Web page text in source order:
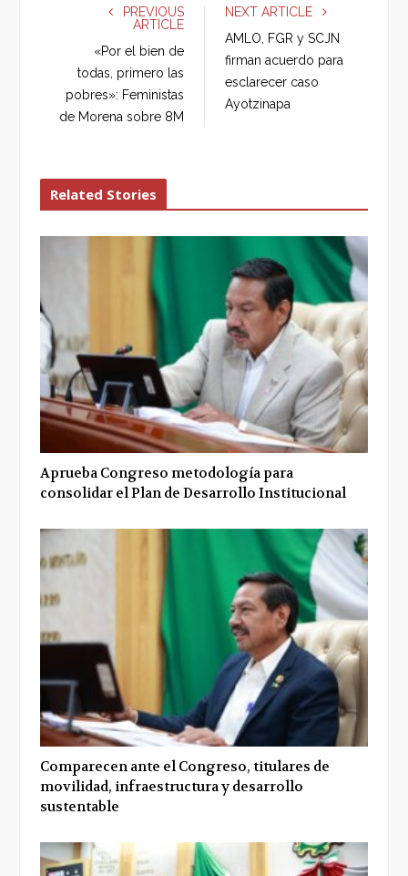
e
o
k
e
r
g
+
n
PREVIOUS
ARTICLE
«Por el bien de
todas, primero las
pobres»: Feministas
de Morena sobre 8M
NEXT ARTICLE
AMLO, FGR y SCJN
firman acuerdo para
esclarecer caso
Ayotzinapa
Related Stories
Aprueba Congreso metodología para
consolidar el Plan de Desarrollo Institucional
Comparecen ante el Congreso, titulares de
movilidad, infraestructura y desarrollo
sustentable